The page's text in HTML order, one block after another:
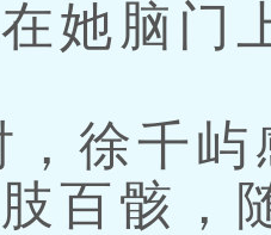
她脑门
徐千屿
百骸，